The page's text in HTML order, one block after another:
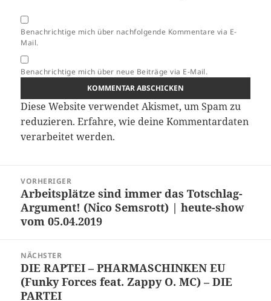
Benachrichtige mich über nachfolgende Kommentare via E-
Mail.
Benachrichtige mich über neue Beiträge via E-Mail.
Diese Website verwendet Akismet, um Spam zu
reduzieren.Erfahre, wie deine Kommentardaten
verarbeitet werden.
VORHERIGER
Vorheriger
Beitrag:
Arbeitsplätze sind immer das Totschlag-
Argument! (Nico Semsrott) | heute-show
vom 05.04.2019
NÄCHSTER
Nächster
Beitrag:
DIE RAPTEI – PHARMASCHINKEN EU
(Funky Forces feat. Zappy O. MC) – DIE
PARTEI